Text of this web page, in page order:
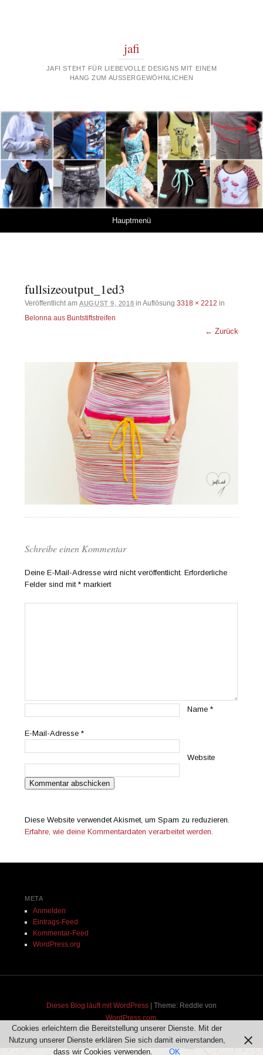
jafi
JAFI STEHT FÜR LIEBEVOLLE DESIGNS MIT EINEM
HANG ZUM AUSSERGEWÖHNLICHEN
Hauptmenü
fullsizeoutput_1ed3
Veröffentlicht amAUGUST 9, 2018 in Auflösung3318 × 2212 in
Belonna aus Buntstiftstreifen
← Zurück
Schreibe einen Kommentar
Deine E-Mail-Adresse wird nicht veröffentlicht. Erforderliche
Felder sind mit* markiert
Name*
E-Mail-Adresse*
Website
Diese Website verwendet Akismet, um Spam zu reduzieren.
Erfahre, wie deine Kommentardaten verarbeitet werden.
META
Anmelden
Eintrags-Feed
Kommentar-Feed
WordPress.org
Dieses Blog läuft mit WordPress | Theme: Reddle von
WordPress.com.
Cookies erleichtern die Bereitstellung unserer Dienste. Mit der
Nutzung unserer Dienste erklären Sie sich damit einverstanden,
dass wir Cookies verwenden.
OK